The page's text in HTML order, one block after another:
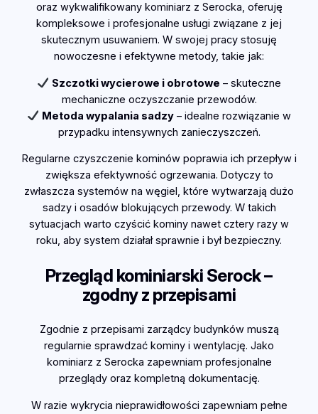
oraz wykwalifikowany kominiarz z Serocka, oferuję
kompleksowe i profesjonalne usługi związane z jej
skutecznym usuwaniem. W swojej pracy stosuję
nowoczesne i efektywne metody, takie jak:
Szczotki wycierowe i obrotowe – skuteczne
mechaniczne oczyszczanie przewodów.
Metoda wypalania sadzy– idealne rozwiązanie w
przypadku intensywnych zanieczyszczeń.
Regularne czyszczenie kominów poprawia ich przepływ i
zwiększa efektywność ogrzewania. Dotyczy to
zwłaszcza systemów na węgiel, które wytwarzają dużo
sadzy i osadów blokujących przewody. W takich
sytuacjach warto czyścić kominy nawet cztery razy w
roku, aby system działał sprawnie i był bezpieczny.
Przegląd kominiarski Serock –
zgodny z przepisami
Zgodnie z przepisami zarządcy budynków muszą
regularnie sprawdzać kominy i wentylację. Jako
kominiarz z Serocka zapewniam profesjonalne
przeglądy oraz kompletną dokumentację.
W razie wykrycia nieprawidłowości zapewniam pełne